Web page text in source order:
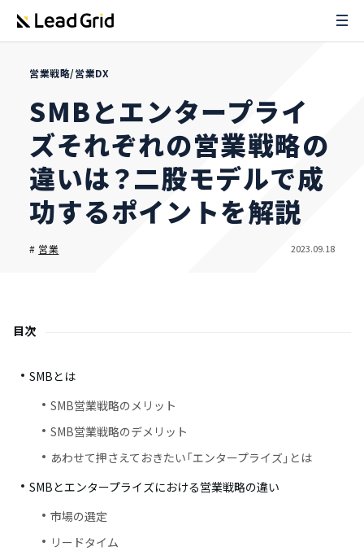
営業戦略/営業DX
SMBとエンタープライ
ズそれぞれの営業戦略の
違いは？二股モデルで成
功するポイントを解説
# 営業 2023.09.18
目次
SMBとは
SMB営業戦略のメリット
SMB営業戦略のデメリット
あわせて押さえておきたい「エンタープライズ」とは
SMBとエンタープライズにおける営業戦略の違い
市場の選定
リードタイム